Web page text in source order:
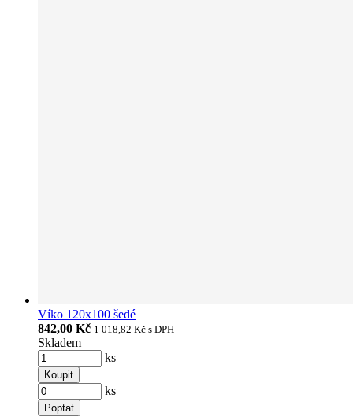
Víko 120x100 šedé
842,00 Kč 1 018,82 Kč s DPH
Skladem
ks
Koupit
ks
Poptat